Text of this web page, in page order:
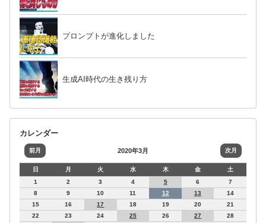
プロンプトが進化しました
生成AI時代の生き残り方
カレンダー
前月 2020年3月 次月
日 月 火 水 木 金
土
1
2 3 4 5 6
7
8
9 10 11 12 13
14
15
16 17 18 19 20
21
22
23 24 25 26 27
28